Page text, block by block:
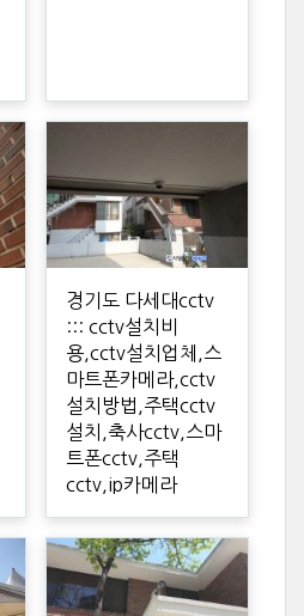
경기도 다세대cctv
::: cctv설치비
용,cctv설치업체,스
마트폰카메라,cctv
설치방법,주택cctv
설치,축사cctv,스마
트폰cctv,주택
cctv,ip카메라